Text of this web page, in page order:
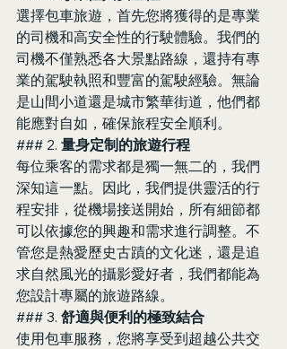
選擇包車旅遊，首先您將獲得的是專業
的司機和高安全性的行駛體驗。我們的
司機不僅熟悉各大景點路線，還持有專
業的駕駛執照和豐富的駕駛經驗。無論
是山間小道還是城市繁華街道，他們都
能應對自如，確保旅程安全順利。
### 2. 量身定制的旅遊行程
每位乘客的需求都是獨一無二的，我們
深知這一點。因此，我們提供靈活的行
程安排，從機場接送開始，所有細節都
可以依據您的興趣和需求進行調整。不
管您是熱愛歷史古蹟的文化迷，還是追
求自然風光的攝影愛好者，我們都能為
您設計專屬的旅遊路線。
### 3. 舒適與便利的極致結合
使用包車服務，您將享受到超越公共交